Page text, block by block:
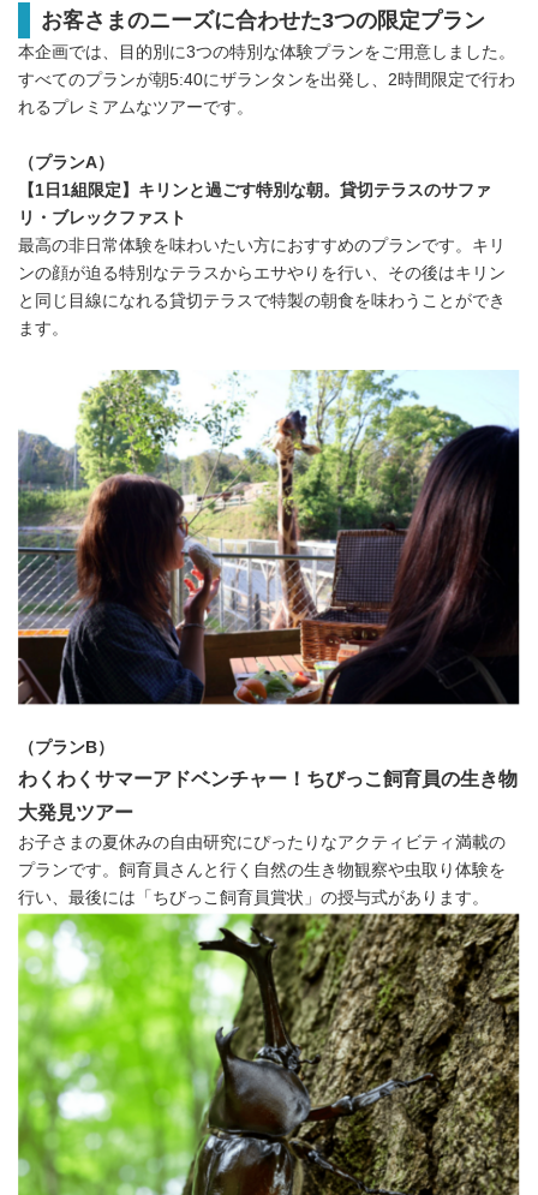
お客さまのニーズに合わせた3つの限定プラン
本企画では、目的別に3つの特別な体験プランをご用意しました。
すべてのプランが朝5:40にザランタンを出発し、2時間限定で行わ
れるプレミアムなツアーです。
（プランA）
【1日1組限定】キリンと過ごす特別な朝。貸切テラスのサファ
リ・ブレックファスト
最高の非日常体験を味わいたい方におすすめのプランです。キリ
ンの顔が迫る特別なテラスからエサやりを行い、その後はキリン
と同じ目線になれる貸切テラスで特製の朝食を味わうことができ
ます。
（プランB）
わくわくサマーアドベンチャー！ちびっこ飼育員の生き物
大発見ツアー
お子さまの夏休みの自由研究にぴったりなアクティビティ満載の
プランです。飼育員さんと行く自然の生き物観察や虫取り体験を
行い、最後には「ちびっこ飼育員賞状」の授与式があります。